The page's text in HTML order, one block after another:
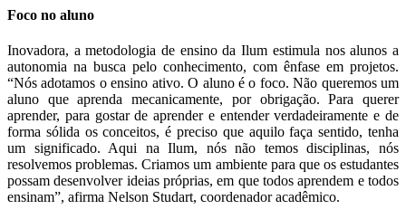
Foco no aluno
Inovadora, a metodologia de ensino da Ilum estimula nos alunos a
autonomia na busca pelo conhecimento, com ênfase em projetos.
“Nós adotamos o ensino ativo. O aluno é o foco. Não queremos um
aluno que aprenda mecanicamente, por obrigação. Para querer
aprender, para gostar de aprender e entender verdadeiramente e de
forma sólida os conceitos, é preciso que aquilo faça sentido, tenha
um significado. Aqui na Ilum, nós não temos disciplinas, nós
resolvemos problemas. Criamos um ambiente para que os estudantes
possam desenvolver ideias próprias, em que todos aprendem e todos
ensinam”, afirma Nelson Studart, coordenador acadêmico.